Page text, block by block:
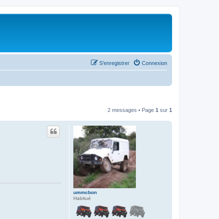
Connexion
S’enregistrer
2 messages • Page 1 sur 1
ummcbon
Habitué